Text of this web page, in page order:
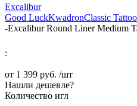
Excalibur
Good LuckKwadronClassic
-Excalibur Round Liner Medium
:
от 1 399 руб. /шт
Нашли дешевле?
Количество игл